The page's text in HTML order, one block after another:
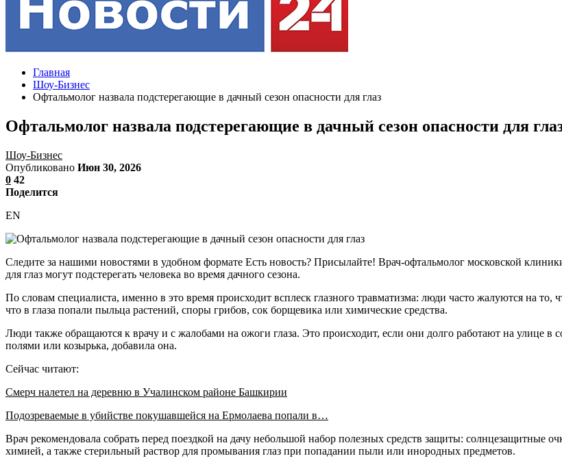
Главная
Шоу-Бизнес
Офтальмолог назвала подстерегающие в дачный сезон опасности для глаз
Офтальмолог назвала подстерегающие в дачный сезон опасности для
Шоу-Бизнес
Опубликовано Июн 30, 2026
0 42
Поделится
EN
Следите за нашими новостями в удобном формате Есть новость? Присылайте! Врач-офтальмолог московской
для глаз могут подстерегать человека во время дачного сезона.
По словам специалиста, именно в это время происходит всплеск глазного травматизма: люди часто жалуются на то,
что в глаза попали пыльца растений, споры грибов, сок борщевика или химические средства.
Люди также обращаются к врачу и с жалобами на ожоги глаза. Это происходит, если они долго работают на улице
полями или козырька, добавила она.
Сейчас читают:
Смерч налетел на деревню в Учалинском районе Башкирии
Подозреваемые в убийстве покушавшейся на Ермолаева попали в…
Врач рекомендовала собрать перед поездкой на дачу небольшой набор полезных средств защиты: солнцезащитные
химией, а также стерильный раствор для промывания глаз при попадании пыли или инородных предметов.